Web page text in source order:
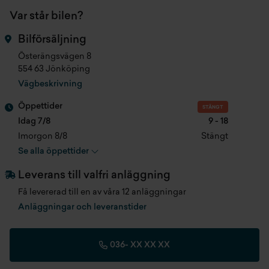
Cylindervolym
Färg
Klädsel
Produktionsmånad
Registreringsdatum
Längd
ISOFIX-fästen bak
Avstängningsbar airbag
Handbroms (elektronisk)
Elhissar fram & bak
Abs-bromsar
Navigation
Var står bilen?
Bilförsäljning
Österängsvägen 8
554 63 Jönköping
Vägbeskrivning
Öppettider STÄNGT
Idag 7/8
9 - 18
Imorgon 8/8
Stängt
Se alla öppettider
Leverans till valfri anläggning
Få levererad till en av våra 12 anläggningar
Anläggningar och leveranstider
036- XX XX XX